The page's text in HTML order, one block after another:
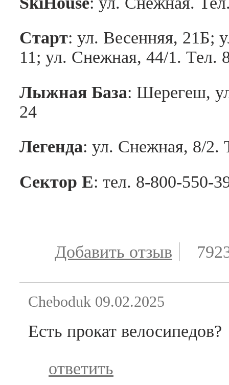
Старт: ул. Весенняя, 21Б;
11; ул. Снежная, 44/1. Тел.
Лыжная База: Шерегеш,
24
Легенда: ул. Снежная, 8/2.
Сектор Е: тел. 8-800-550-
Добавить отзыв
Cheboduk 09.02.2025
Есть прокат велосипедов?
ответить